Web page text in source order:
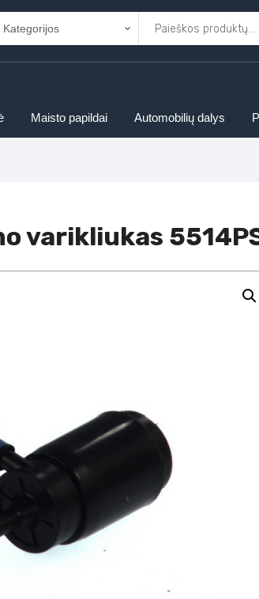
Maisto papildai Automobilių dalys
varikliukas